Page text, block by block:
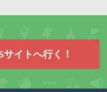
イトへ行く！